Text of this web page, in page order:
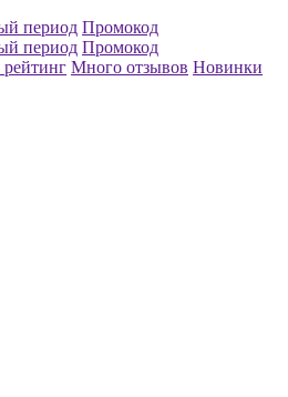
период Промокод
период Промокод
Много отзывов Новинки